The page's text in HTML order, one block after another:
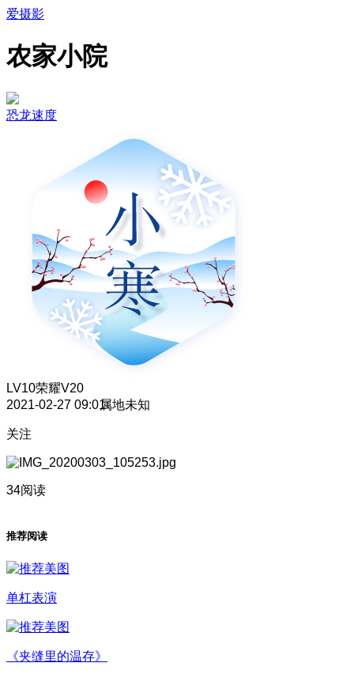
爱摄影
农家小院
恐龙速度
LV10荣耀V20
2021-02-27 09:01属地未知
关注
34阅读
推荐阅读
单杠表演
《夹缝里的温存》